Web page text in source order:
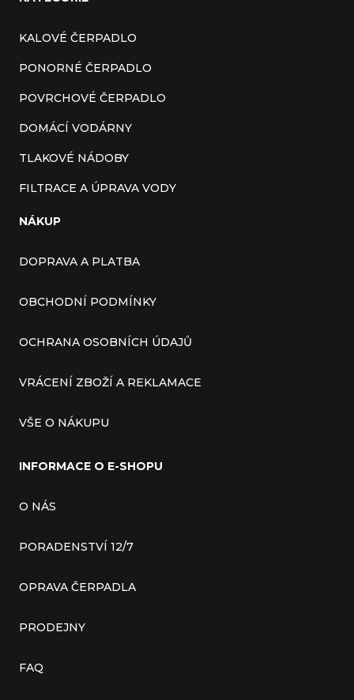
KALOVÉ ČERPADLO
PONORNÉ ČERPADLO
POVRCHOVÉ ČERPADLO
DOMÁCÍ VODÁRNY
TLAKOVÉ NÁDOBY
FILTRACE A ÚPRAVA VODY
NÁKUP
DOPRAVA A PLATBA
OBCHODNÍ PODMÍNKY
OCHRANA OSOBNÍCH ÚDAJŮ
VRÁCENÍ ZBOŽÍ A REKLAMACE
VŠE O NÁKUPU
INFORMACE O E-SHOPU
O NÁS
PORADENSTVÍ 12/7
OPRAVA ČERPADLA
PRODEJNY
FAQ